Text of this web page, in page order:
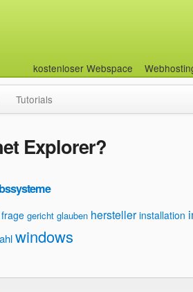
kostenloser Webspace
Tutorials
Explorer?
frage gericht glauben hersteller installation
windows